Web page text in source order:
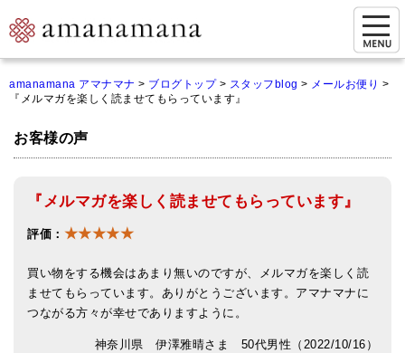
ご来店予約（実店舗）
倍音呼吸法レッスン
amanamana アマナマナ > ブログトップ> スタッフblog > メールお便り >
『メルマガを楽しく読ませてもらっています』
お客様の声
『メルマガを楽しく読ませてもらっています』
評価： ★★★★★
買い物をする機会はあまり無いのですが、メルマガを楽しく読
ませてもらっています。ありがとうございます。アマナマナに
つながる方々が幸せでありますように。
神奈川県 伊澤雅晴さま 50代男性（2022/10/16）